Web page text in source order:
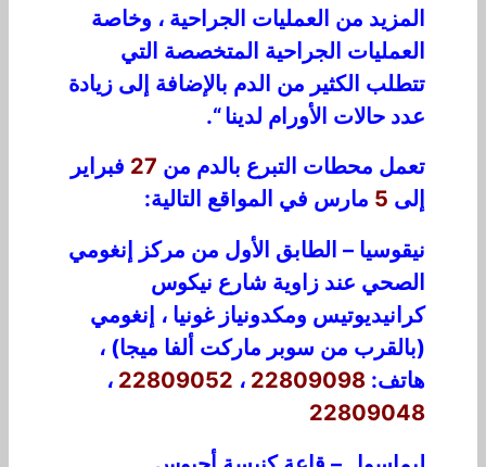
المزيد من العمليات الجراحية ، وخاصة
العمليات الجراحية المتخصصة التي
تتطلب الكثير من الدم بالإضافة إلى زيادة
عدد حالات الأورام لدينا “.
تعمل محطات التبرع بالدم من 27 فبراير
إلى 5 مارس في المواقع التالية:
نيقوسيا – الطابق الأول من مركز إنغومي
الصحي عند زاوية شارع نيكوس
كرانيديوتيس ومكدونياز غونيا ، إنغومي
(بالقرب من سوبر ماركت ألفا ميجا) ،
هاتف: 22809098 ، 22809052 ،
22809048